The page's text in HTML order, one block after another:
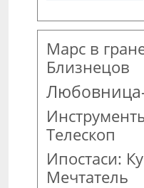
Марс в
Близнецов
Телескоп
Ипостаси:
Мечтатель